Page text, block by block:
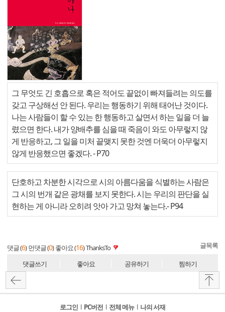
그 무엇도 긴 호흡으로 혹은 적어도 끝없이 빠져들려는 의도를
갖고 구상해선 안 된다. 우리는 행동하기 위해 태어난 것이다.
나는 사람들이 할 수 있는 한 행동하고 살면서 하는 일을 더 늘
렸으면 한다. 내가 양배추를 심을 때 죽음이 와도 아무렇지 않
게 반응하고, 그 일을 미처 끝맺지 못한 것엔 더욱더 아무렇지
않게 반응했으면 좋겠다.- P70
단호하고 차분한 시각으로 시의 아름다움을 식별하는 사람은
그 시의 번개 같은 광채를 보지 못한다. 시는 우리의 판단을 실
현하는 게 아니라 오히려 앗아 가고 망쳐 놓는다.- P94
댓글 (6) 먼댓글 (0) 좋아요 (16)ThanksTo 글목록
댓글쓰기 좋아요 공유하기 찜하기
로그인 l PC버전 l 전체 메뉴 l 나의 서재